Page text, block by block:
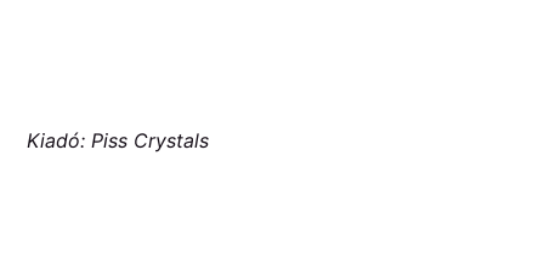
Kiadó: Piss Crystals